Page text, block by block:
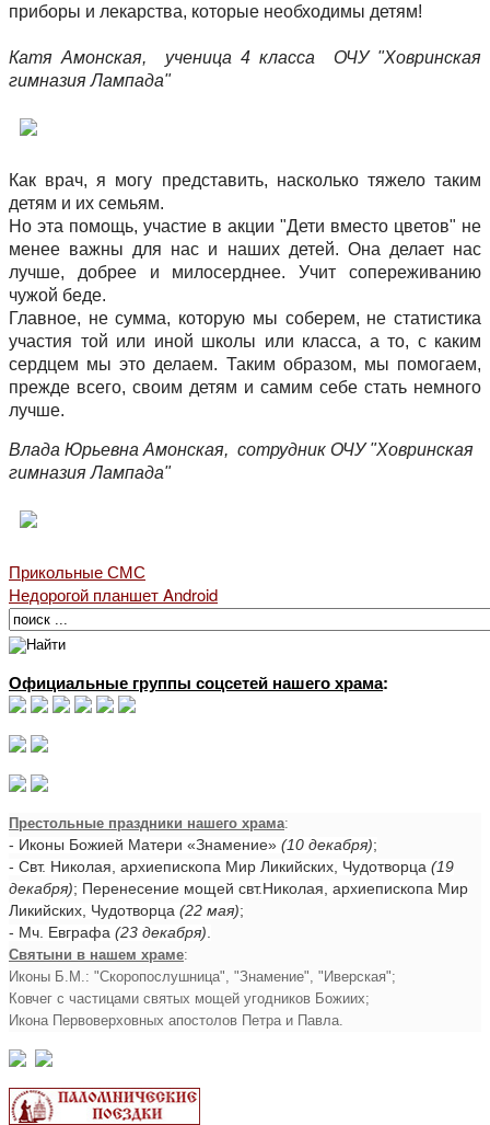
приборы и лекарства, которые необходимы детям!
Катя Амонская, ученица 4 класса ОЧУ "Ховринская
гимназия Лампада"
Как врач, я могу представить, насколько тяжело таким
детям и их семьям.
Но эта помощь, участие в акции "Дети вместо цветов" не
менее важны для нас и наших детей. Она делает нас
лучше, добрее и милосерднее. Учит сопереживанию
чужой беде.
Главное, не сумма, которую мы соберем, не статистика
участия той или иной школы или класса, а то, с каким
сердцем мы это делаем. Таким образом, мы помогаем,
прежде всего, своим детям и самим себе стать немного
лучше.
Влада Юрьевна Амонская, сотрудник ОЧУ "Ховринская
гимназия Лампада"
Прикольные СМС
Недорогой планшет Android
Официальные группы соцсетей нашего храма:
Престольные праздники нашего храма:
- Иконы Божией Матери «Знамение» (10 декабря);
- Свт. Николая, архиепископа Мир Ликийских, Чудотворца (19
декабря); Перенесение мощей свт.Николая, архиепископа Мир
Ликийских, Чудотворца (22 мая);
- Мч. Евграфа (23 декабря)
Святыни в нашем храме:
Иконы Б.М.: "Скоропослушница", "Знамение", "Иверская";
Ковчег с частицами святых мощей угодников Божиих;
Икона Первоверховных апостолов Петра и Павла.